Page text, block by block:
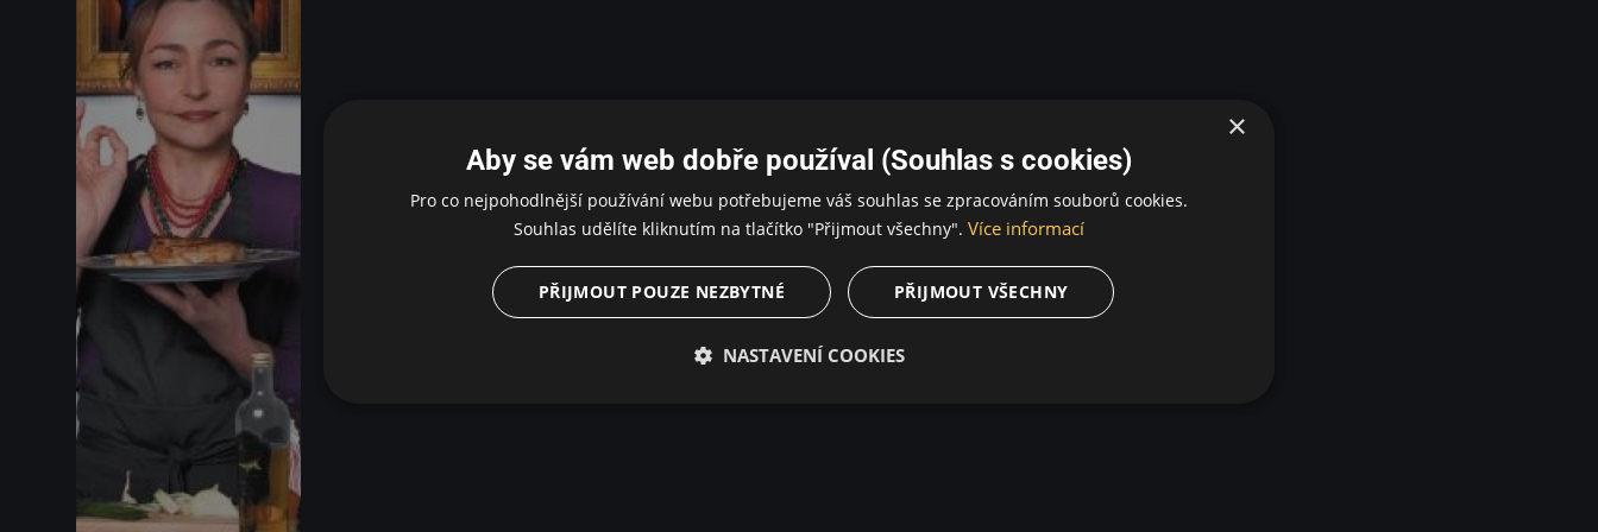
×
Aby se vám web dobře používal (Souhlas s cookies)
Pro co nejpohodlnější používání webu potřebujeme váš souhlas se zpracováním souborů cookies.
Souhlas udělíte kliknutím na tlačítko "Přijmout všechny". Více informací
PŘIJMOUT VŠECHNY
PŘIJMOUT POUZE NEZBYTNÉ
NASTAVENÍ COOKIES